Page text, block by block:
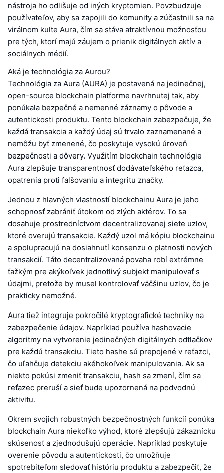
nástroja ho odlišuje od iných kryptomien. Povzbudzuje
používateľov, aby sa zapojili do komunity a zúčastnili sa na
virálnom kulte Aura, čím sa stáva atraktívnou možnosťou
pre tých, ktorí majú záujem o prienik digitálnych aktív a
sociálnych médií.
Aká je technológia za Aurou?
Technológia za Aura (AURA) je postavená na jedinečnej,
open-source blockchain platforme navrhnutej tak, aby
ponúkala bezpečné a nemenné záznamy o pôvode a
autentickosti produktu. Tento blockchain zabezpečuje, že
každá transakcia a každý údaj sú trvalo zaznamenané a
nemôžu byť zmenené, čo poskytuje vysokú úroveň
bezpečnosti a dôvery. Využitím blockchain technológie
Aura zlepšuje transparentnosť dodávateľského reťazca,
opatrenia proti falšovaniu a integritu značky.
Jednou z hlavných vlastností blockchainu Aura je jeho
schopnosť zabrániť útokom od zlých aktérov. To sa
dosahuje prostredníctvom decentralizovanej siete uzlov,
ktoré overujú transakcie. Každý uzol má kópiu blockchainu
a spolupracujú na dosiahnutí konsenzu o platnosti nových
transakcií. Táto decentralizovaná povaha robí extrémne
ťažkým pre akýkoľvek jednotlivý subjekt manipulovať s
údajmi, pretože by musel kontrolovať väčšinu uzlov, čo je
prakticky nemožné.
Aura tiež integruje pokročilé kryptografické techniky na
zabezpečenie údajov. Napríklad používa hashovacie
algoritmy na vytvorenie jedinečných digitálnych odtlačkov
pre každú transakciu. Tieto hashe sú prepojené v reťazci,
čo uľahčuje detekciu akéhokoľvek manipulovania. Ak sa
niekto pokúsi zmeniť transakciu, hash sa zmení, čím sa
reťazec preruší a sieť bude upozornená na podvodnú
aktivitu.
Okrem svojich robustných bezpečnostných funkcií ponúka
blockchain Aura niekoľko výhod, ktoré zlepšujú zákaznícku
skúsenosť a zjednodušujú operácie. Napríklad poskytuje
overenie pôvodu a autentickosti, čo umožňuje
spotrebiteľom sledovať históriu produktu a zabezpečiť, že